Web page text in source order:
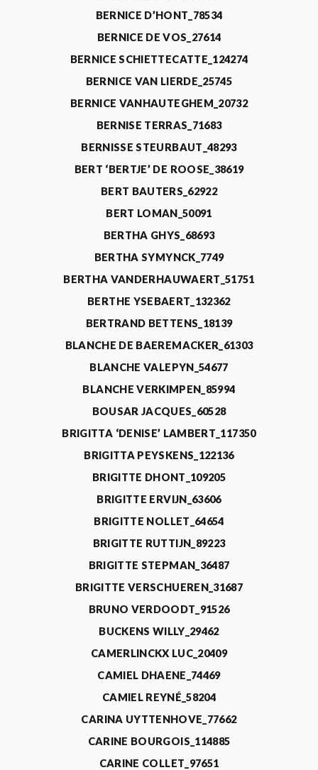
BERNICE D’HONT_78534
BERNICE DE VOS_27614
BERNICE SCHIETTECATTE_124274
BERNICE VAN LIERDE_25745
BERNICE VANHAUTEGHEM_20732
BERNISE TERRAS_71683
BERNISSE STEURBAUT_48293
BERT ‘BERTJE’ DE ROOSE_38619
BERT BAUTERS_62922
BERT LOMAN_50091
BERTHA GHYS_68693
BERTHA SYMYNCK_7749
BERTHA VANDERHAUWAERT_51751
BERTHE YSEBAERT_132362
BERTRAND BETTENS_18139
BLANCHE DE BAEREMACKER_61303
BLANCHE VALEPYN_54677
BLANCHE VERKIMPEN_85994
BOUSAR JACQUES_60528
BRIGITTA ‘DENISE’ LAMBERT_117350
BRIGITTA PEYSKENS_122136
BRIGITTE DHONT_109205
BRIGITTE ERVIJN_63606
BRIGITTE NOLLET_64654
BRIGITTE RUTTIJN_89223
BRIGITTE STEPMAN_36487
BRIGITTE VERSCHUEREN_31687
BRUNO VERDOODT_91526
BUCKENS WILLY_29462
CAMERLINCKX LUC_20409
CAMIEL DHAENE_74469
CAMIEL REYNÉ_58204
CARINA UYTTENHOVE_77662
CARINE BOURGOIS_114885
CARINE COLLET_97651